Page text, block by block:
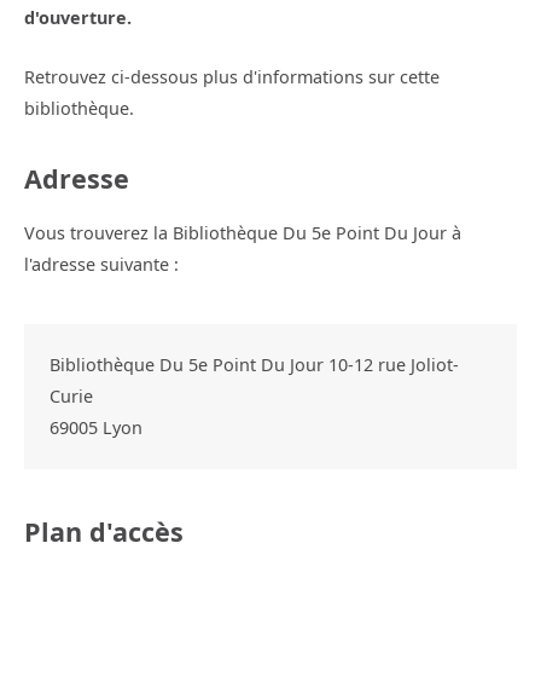
d'ouverture.
Retrouvez ci-dessous plus d'informations sur cette
bibliothèque.
Adresse
Vous trouverez la Bibliothèque Du 5e Point Du Jour à
l'adresse suivante :
Bibliothèque Du 5e Point Du Jour 10-12 rue Joliot-
Curie
69005 Lyon
Plan d'accès